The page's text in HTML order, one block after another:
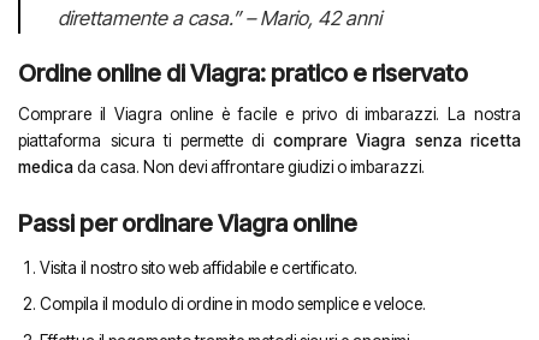
direttamente a casa.” – Mario, 42 anni
Ordine online di Viagra: pratico e riservato
Comprare il Viagra online è facile e privo di imbarazzi. La nostra
piattaforma sicura ti permette di comprare Viagra senza ricetta
medicada casa. Non devi affrontare giudizi o imbarazzi.
Passi per ordinare Viagra online
Visita il nostro sito web affidabile e certificato.
Compila il modulo di ordine in modo semplice e veloce.